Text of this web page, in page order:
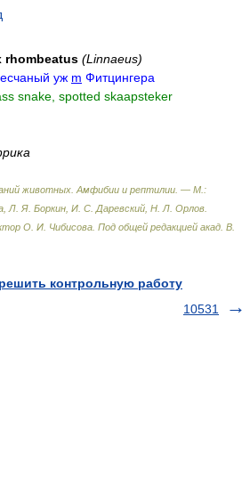
rhombeatus (Linnaeus)
уж m Фитцингера
snake, spotted skaapsteker
животных. Амфибии и рептилии. — М.:
Л. Я. Боркин, И. С. Даревский, Н. Л. Орлов.
О. И. Чибисова. Под общей редакцией акад. В.
контрольную работу
10531